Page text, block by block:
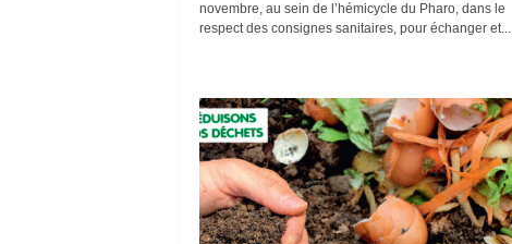
novembre, au sein de l’hémicycle du Pharo, dans le
respect des consignes sanitaires, pour échanger et...